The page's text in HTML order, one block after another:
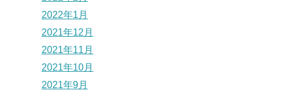
2022年1月
2021年12月
2021年11月
2021年10月
2021年9月